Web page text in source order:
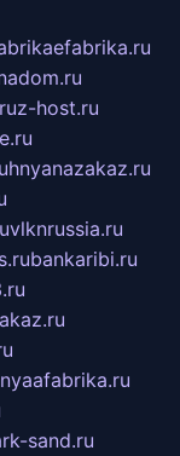
z-host.ru
vlknrussia.ru
bankaribi.ru
sand.ru